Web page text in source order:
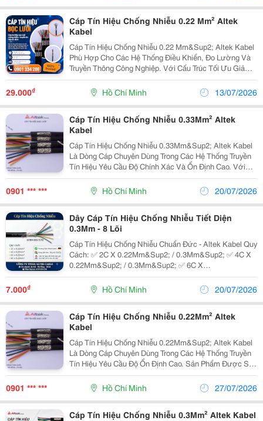
Cáp Tín Hiệu Chống Nhiễu 0.22 Mm² Altek
Kabel
Cáp Tín Hiệu Chống Nhiễu 0.22 Mm&Sup2; Altek Kabel
Phù Hợp Cho Các Hệ Thống Điều Khiển, Đo Lường Và
Truyền Thông Công Nghiệp. Với Cấu Trúc Tối Ưu Giảm
Nhiễu Điện Từ Và Suy Hao Tín Hiệu, Sản Phẩm Mang
Lại Độ Tin Cậy Cao Trong Quá Trình Vận Hành. Quy...
29.000₫ Hồ Chí Minh 13/07/2026
Cáp Tín Hiệu Chống Nhiễu 0.33Mm² Altek
Kabel
Cáp Tín Hiệu Chống Nhiễu 0.33Mm&Sup2; Altek Kabel
Là Dòng Cáp Chuyên Dùng Trong Các Hệ Thống Truyền
Tín Hiệu Yêu Cầu Độ Chính Xác Và Ổn Định Cao. Với
Cấu Tạo Gồm Ruột Dẫn Đồng Nguyên Chất, Lớp Cách
Điện Pvc Cùng Lớp Chống Nhiễu Sản Phẩm Giúp Hạn
0901 *** *** Hồ Chí Minh 20/07/2026
Dây Cáp Tín Hiệu Chống Nhiễu Tiết Diện
0.3Mm - 8 Lõi
Cáp Tín Hiệu Chống Nhiễu Chuẩn Đức - Altek Kabel Quy
Cách: ✅ 2C X 0.22Mm&Sup2; / 0.3Mm&Sup2; ✅ 4C X
0.22Mm&Sup2; / 0.3Mm&Sup2; ✅ 6C X
0.22Mm&Sup2; / 0.3Mm&Sup2; ✅ 8C X
0.22Mm&Sup2; / 0.3Mm&Sup2; Thông Tin Chất Lượng
&Amp; Ứng Dụng: ...
7.000₫ Hồ Chí Minh 20/07/2026
Cáp Tín Hiệu Chống Nhiễu 0.22Mm² Altek
Kabel
Cáp Tín Hiệu Chống Nhiễu 0.22Mm&Sup2; Altek Kabel
Là Dòng Cáp Chuyên Dùng Trong Các Hệ Thống Truyền
Tín Hiệu Yêu Cầu Độ Ổn Định Cao. Sản Phẩm Được Sử
Dụng Rộng Rãi Trong Các Nhà Máy, Tủ Điện Điều Khiển,
Hệ Thống Tự Động Hóa Và Các Công Trình Công...
0901 *** *** Hồ Chí Minh 27/07/2026
Cáp Tín Hiệu Chống Nhiễu 0.3Mm² Altek Kabel